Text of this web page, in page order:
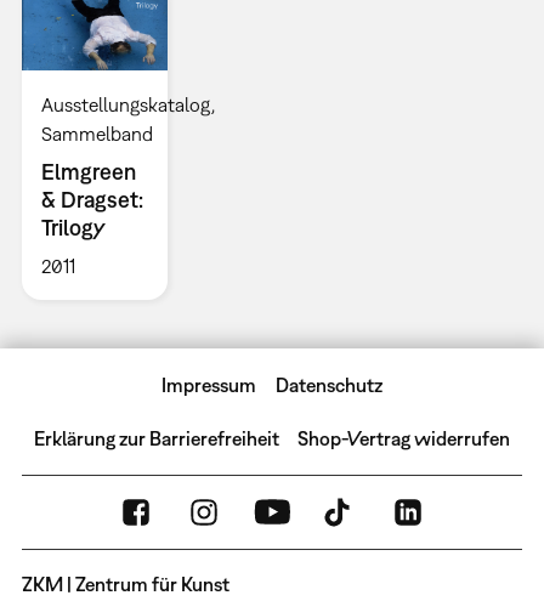
Ausstellungskatalog
Sammelband
Elmgreen
& Dragset:
Trilogy
2011
Impressum Datenschutz
Erklärung zur Barrierefreiheit Shop-Vertrag widerrufen
ZKM | Zentrum für Kunst